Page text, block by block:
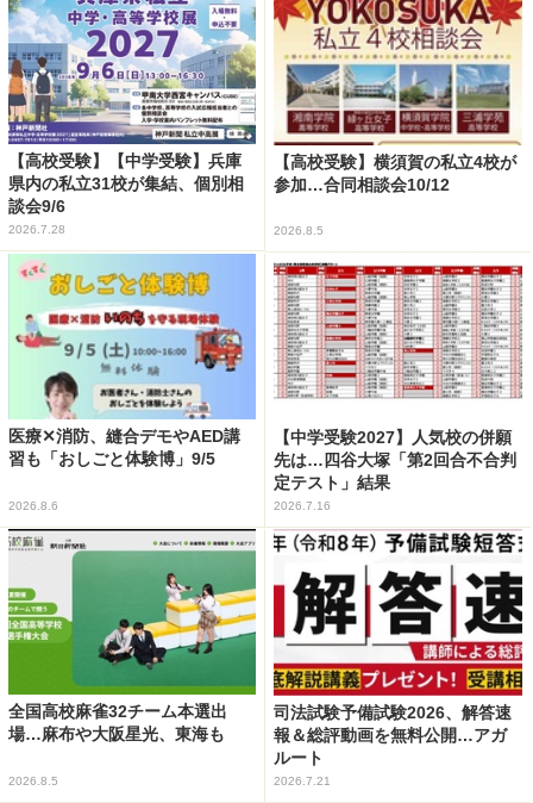
【高校受験】【中学受験】兵庫
県内の私立31校が集結、個別相
談会9/6
2026.7.28
【高校受験】横須賀の私立4校が
参加…合同相談会10/12
2026.8.5
医療✕消防、縫合デモやAED講
習も「おしごと体験博」9/5
2026.8.6
【中学受験2027】人気校の併願
先は…四谷大塚「第2回合不合判
定テスト」結果
2026.7.16
全国高校麻雀32チーム本選出
場…麻布や大阪星光、東海も
2026.8.5
司法試験予備試験2026、解答速
報＆総評動画を無料公開…アガ
ルート
2026.7.21